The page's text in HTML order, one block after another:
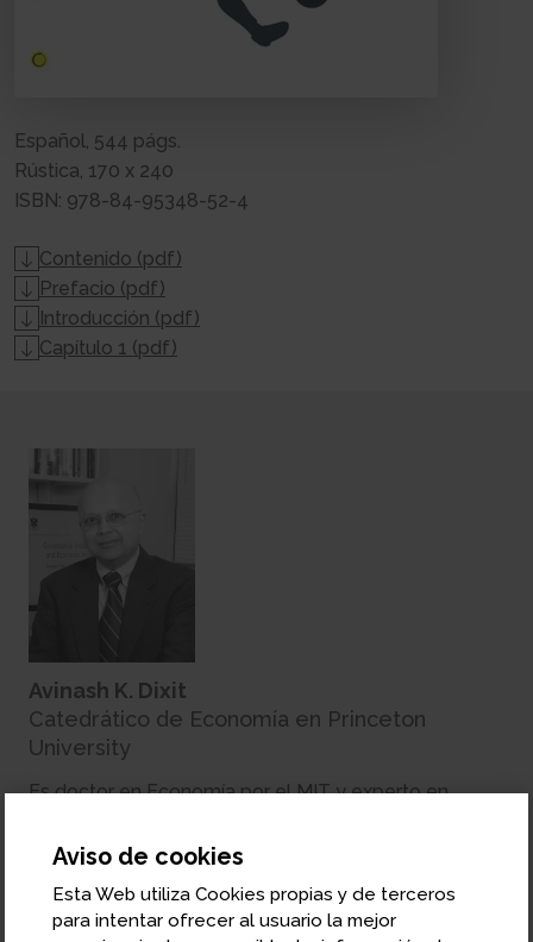
Español, 544 págs.
Rústica, 170 x 240
ISBN: 978-84-95348-52-4
Contenido (pdf)
Prefacio (pdf)
Introducción (pdf)
Capítulo 1 (pdf)
Avinash K. Dixit
Catedrático de Economía en Princeton
University
Es doctor en Economía por el MIT y experto en
American Economic Association.
Aviso de cookies
Esta Web utiliza Cookies propias y de terceros
para intentar ofrecer al usuario la mejor